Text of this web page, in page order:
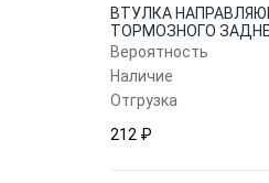
ВТУЛКА
ТОРМОЗНОГО
Вероятность
Наличие
Отгрузка
212 ₽